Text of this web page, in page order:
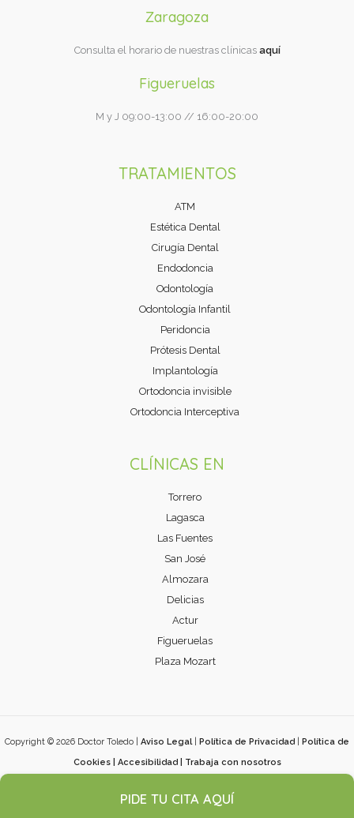
Zaragoza
Consulta el horario de nuestras clínicas aquí
Figueruelas
M y J 09:00-13:00 // 16:00-20:00
TRATAMIENTOS
ATM
Estética Dental
Cirugía Dental
Endodoncia
Odontología
Odontología Infantil
Peridoncia
Prótesis Dental
Implantología
Ortodoncia invisible
Ortodoncia Interceptiva
CLÍNICAS EN
Torrero
Lagasca
Las Fuentes
San José
Almozara
Delicias
Actur
Figueruelas
Plaza Mozart
Copyright © 2026 Doctor Toledo | Aviso Legal| Política de Privacidad
Política de
Cookies| Accesibilidad| Trabaja con nosotros
ÓptimaWeb
PIDE TU CITA AQUÍ